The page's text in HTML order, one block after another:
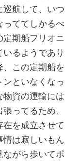
巡航して、いつ
っててしかるべ
定期船フリオニ
るようであり
、この定期船を
といなくなっ
物資の運輸には
ってるため、
を成立させて
情は寂しいもん
ながら歩いてポ